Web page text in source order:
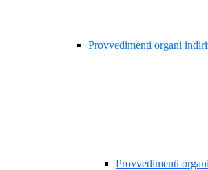
Provvedimenti organi
Provvedimenti